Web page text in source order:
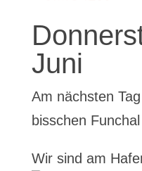
Juni
Am nächsten
bisschen
Wir sind am